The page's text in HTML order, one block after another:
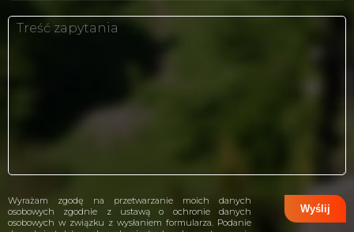
Wyrażam zgodę na przetwarzanie moich danych
osobowych zgodnie z ustawą o ochronie danych
osobowych w związku z wysłaniem formularza. Podanie